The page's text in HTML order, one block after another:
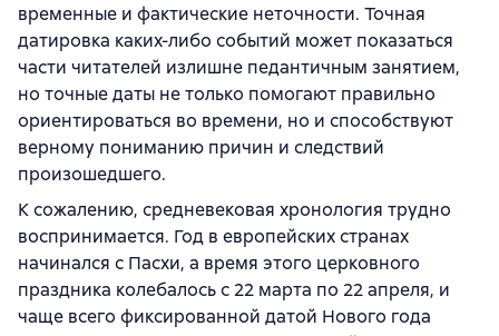
временные и фактические неточности. Точная
датировка каких-либо событий может показаться
части читателей излишне педантичным занятием,
но точные даты не только помогают правильно
ориентироваться во времени, но и способствуют
верному пониманию причин и следствий
произошедшего.
К сожалению, средневековая хронология трудно
воспринимается. Год в европейских странах
начинался с Пасхи, а время этого церковного
праздника колебалось с 22 марта по 22 апреля, и
чаще всего фиксированной датой Нового года